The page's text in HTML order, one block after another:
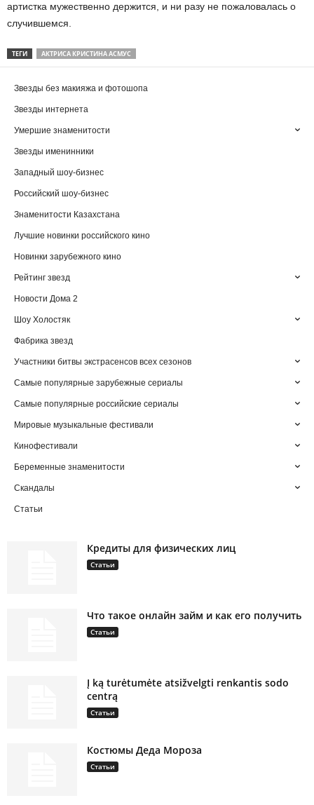
артистка мужественно держится, и ни разу не пожаловалась о
случившемся.
ТЕГИ АКТРИСА КРИСТИНА АСМУС
Звезды без макияжа и фотошопа
Звезды интернета
Умершие знаменитости
Звезды именинники
Западный шоу-бизнес
Российский шоу-бизнес
Знаменитости Казахстана
Лучшие новинки российского кино
Новинки зарубежного кино
Рейтинг звезд
Новости Дома 2
Шоу Холостяк
Фабрика звезд
Участники битвы экстрасенсов всех сезонов
Самые популярные зарубежные сериалы
Самые популярные российские сериалы
Мировые музыкальные фестивали
Кинофестивали
Беременные знаменитости
Скандалы
Статьи
Кредиты для физических лиц
Статьи
Что такое онлайн займ и как его получить
Статьи
Į ką turėtumėte atsižvelgti renkantis sodo
centrą
Статьи
Костюмы Деда Мороза
Статьи